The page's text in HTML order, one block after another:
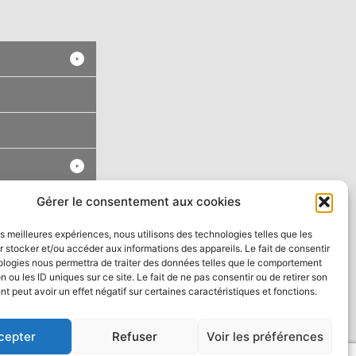
Gérer le consentement aux cookies
meilleures expériences, nous utilisons des technologies telles que les
stocker et/ou accéder aux informations des appareils. Le fait de consentir
nous permettra de traiter des données telles que le comportement
ou les ID uniques sur ce site. Le fait de ne pas consentir ou de retirer son
peut avoir un effet négatif sur certaines caractéristiques et fonctions.
Refuser Voir les préférences